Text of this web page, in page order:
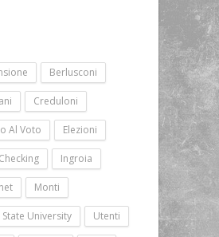
Berlusconi
Creduloni
Al Voto Elezioni
Ingroia
Monti
University Utenti